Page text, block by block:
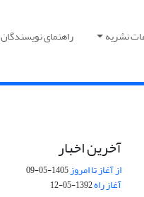
نشریه راهنمای نویسندگان
آخرین اخبار
از آغاز تا امروز1405-05-09
آغاز راه1392-05-12